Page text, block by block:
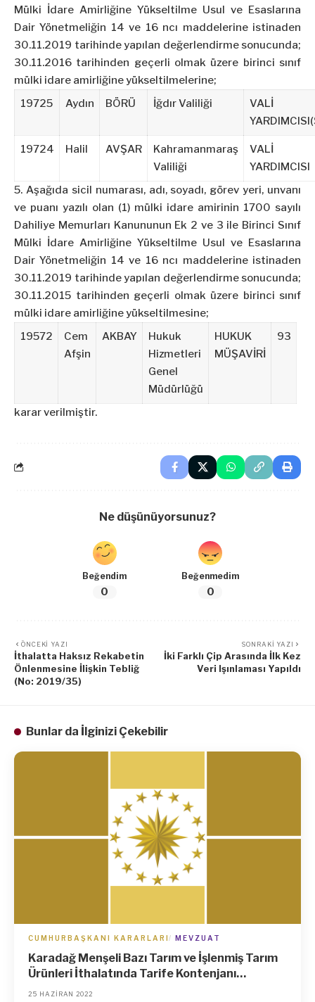
Mülki İdare Amirliğine Yükseltilme Usul ve Esaslarına
Dair Yönetmeliğin 14 ve 16 ncı maddelerine istinaden
30.11.2019 tarihinde yapılan değerlendirme sonucunda;
30.11.2016 tarihinden geçerli olmak üzere birinci sınıf
mülki idare amirliğine yükseltilmelerine;
19725
Aydın BÖRÜ İğdır Valiliği
VALİ
19724 Halil AVŞAR
Kahramanmaraş
Valiliği
VALİ
YARDIMCISI
5. Aşağıda sicil numarası, adı, soyadı, görev yeri, unvanı
ve puanı yazılı olan (1) mülki idare amirinin 1700 sayılı
Dahiliye Memurları Kanununun Ek 2 ve 3 ile Birinci Sınıf
Mülki İdare Amirliğine Yükseltilme Usul ve Esaslarına
Dair Yönetmeliğin 14 ve 16 ncı maddelerine istinaden
30.11.2019 tarihinde yapılan değerlendirme sonucunda;
30.11.2015 tarihinden geçerli olmak üzere birinci sınıf
mülki idare amirliğine yükseltilmesine;
19572
Cem
Afşin
AKBAY
Hukuk
Hizmetleri
Genel
Müdürlüğü
HUKUK
MÜŞAVİRİ
93
karar verilmiştir.
Ne düşünüyorsunuz?
Beğendim
0
Beğenmedim
0
ÖNCEKI YAZI
İthalatta Haksız Rekabetin
Önlenmesine İlişkin Tebliğ
(No: 2019/35)
SONRAKI YAZI
İki Farklı Çip Arasında İlk Kez
Veri Işınlaması Yapıldı
Bunlar da İlginizi Çekebilir
CUMHURBAŞKANI KARARLARI MEVZUAT
Karadağ Menşeli Bazı Tarım ve İşlenmiş Tarım
Ürünleri İthalatında Tarife Kontenjanı
Uygulanması Hakkında Kararda Değişiklik
25 HAZIRAN 2022